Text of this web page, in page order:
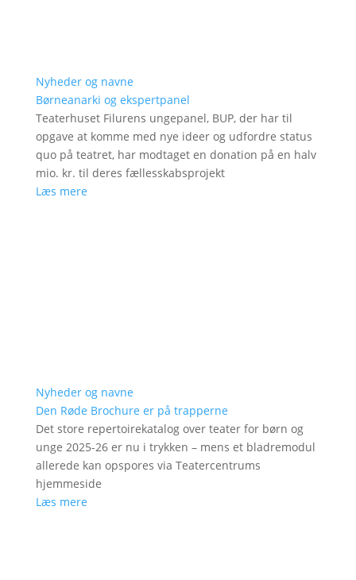
Nyheder og navne
Børneanarki og ekspertpanel
Teaterhuset Filurens ungepanel, BUP, der har til
opgave at komme med nye ideer og udfordre status
quo på teatret, har modtaget en donation på en halv
mio. kr. til deres fællesskabsprojekt
Læs mere
Nyheder og navne
Den Røde Brochure er på trapperne
Det store repertoirekatalog over teater for børn og
unge 2025-26 er nu i trykken – mens et bladremodul
allerede kan opspores via Teatercentrums
hjemmeside
Læs mere